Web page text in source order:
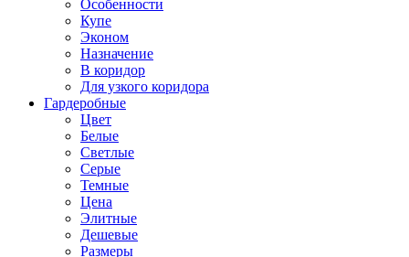
Особенности
Купе
Эконом
Назначение
В коридор
Для узкого коридора
Гардеробные
Цвет
Белые
Светлые
Серые
Темные
Цена
Элитные
Дешевые
Размеры